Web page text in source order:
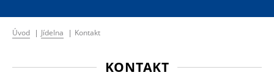
Úvod | Jídelna | Kontakt
KONTAKT